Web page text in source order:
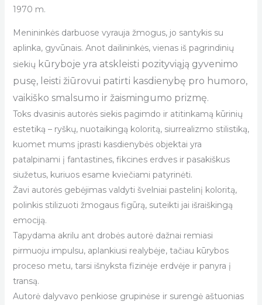
1970 m.
Menininkės darbuose vyrauja žmogus, jo santykis su
aplinka, gyvūnais. Anot dailininkės, vienas iš pagrindinių
siekių kūryboje yra atskleisti pozityviąją gyvenimo
pusę, leisti žiūrovui patirti kasdienybę pro humoro,
vaikiško smalsumo ir žaismingumo prizmę.
Toks dvasinis autorės siekis pagimdo ir atitinkamą kūrinių
estetiką – ryškų, nuotaikingą koloritą, siurrealizmo stilistiką,
kuomet mums įprasti kasdienybės objektai yra
patalpinami į fantastines, fikcines erdves ir pasakiškus
siužetus, kuriuos esame kviečiami patyrinėti.
Žavi autorės gebėjimas valdyti švelniai pastelinį koloritą,
polinkis stilizuoti žmogaus figūrą, suteikti jai išraiškingą
emociją.
Tapydama akrilu ant drobės autorė dažnai remiasi
pirmuoju impulsu, aplankiusi realybėje, tačiau kūrybos
proceso metu, tarsi išnyksta fizinėje erdvėje ir panyra į
transą.
Autorė dalyvavo penkiose grupinėse ir surengė aštuonias